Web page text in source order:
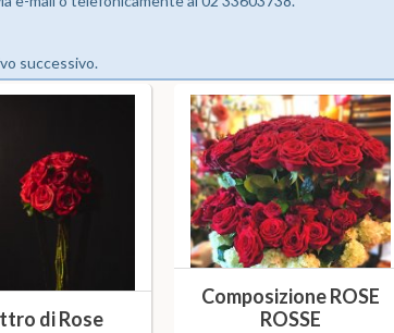
successivo.
di Rose
Composizione ROSE
ROSSE